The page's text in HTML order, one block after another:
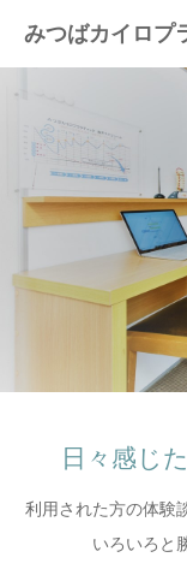
みつばカイロプ
日々感じ
利用された方の体験
いろいろと
コンセプト
スタッフ紹介
院内ガイド
みつば通信
施術費用
コース内容